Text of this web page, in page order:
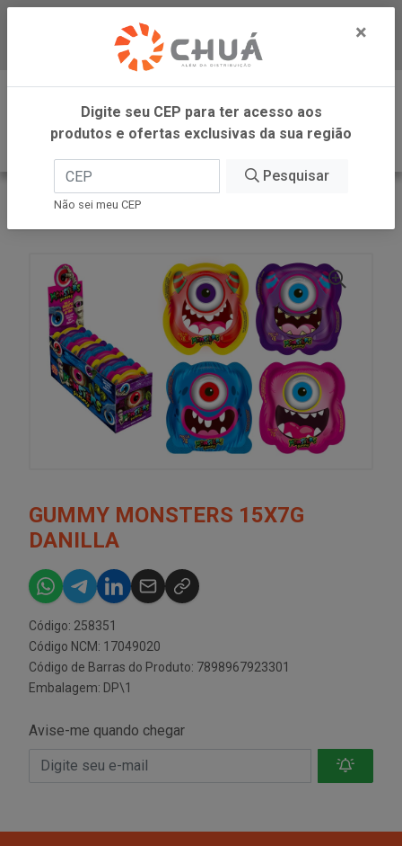
Baixe já nosso APP
0
INÍCIO
DANILLA FOODS
GUMMY MONSTERS 15X7G
DANILLA
Código: 258351
Código NCM: 17049020
Código de Barras do Produto: 7898967923301
Embalagem: DP\1
Avise-me quando chegar
×
Digite seu CEP para ter acesso aos
produtos e ofertas exclusivas da sua região
Pesquisar
Não sei meu CEP